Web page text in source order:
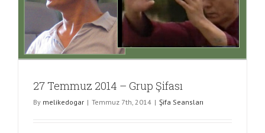
27 Temmuz 2014 – Grup Şifası
By melikedogar | Temmuz 7th, 2014 | Şifa Seansları